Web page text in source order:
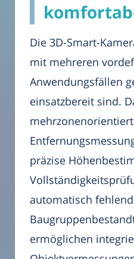
Die 3D-Smart-
mit mehreren
Anwendungsfällen
einsatzbereit sind.
präzise
automatisch
ermöglichen